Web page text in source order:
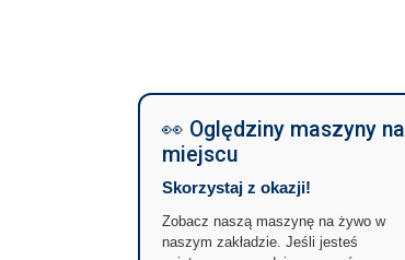
👀 Oględziny maszyny na
miejscu
Skorzystaj z okazji!
Zobacz naszą maszynę na żywo w
naszym zakładzie. Jeśli jesteś